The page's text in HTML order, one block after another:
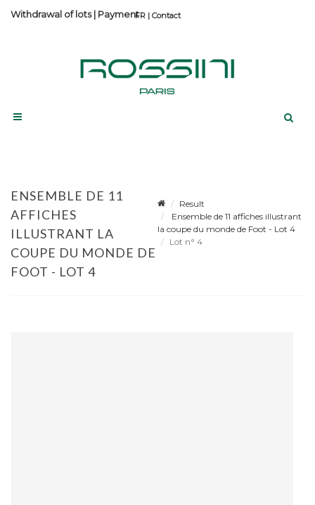
Contact
Withdrawal of lots| Payment
ENSEMBLE DE 11
AFFICHES
ILLUSTRANT LA
COUPE DU MONDE DE
FOOT - LOT 4
Result
Ensemble de 11 affiches illustrant
la coupe du monde de Foot - Lot 4
Lot n° 4